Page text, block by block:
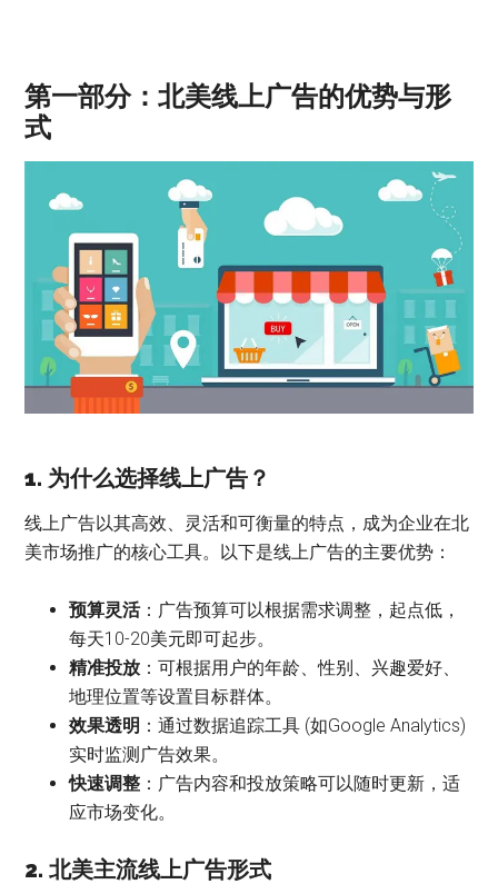
第一部分：北美线上广告的优势与形
式
1. 为什么选择线上广告？
线上广告以其高效、灵活和可衡量的特点，成为企业在北
美市场推广的核心工具。以下是线上广告的主要优势：
预算灵活：广告预算可以根据需求调整，起点低，
每天10-20美元即可起步。
精准投放 ：可根据用户的年龄、性别、兴趣爱好、
地理位置等设置目标群体。
效果透明 ：通过数据追踪工具 (如Google Analytics)
实时监测广告效果。
快速调整 ：广告内容和投放策略可以随时更新，适
应市场变化。
2. 北美主流线上广告形式